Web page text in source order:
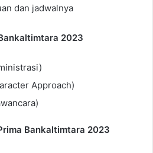
dan jadwalnya
2023
Approach)
Bankaltimtara 2023